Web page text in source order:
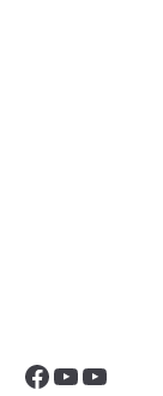
Facebook
YouTube